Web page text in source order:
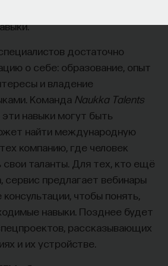
достаточно
о себе: образование, опыт
и владение
Команда Naukka Talents
навыки могут быть
найти международную
компанию, где человек
таланты.​ Для тех, кто ещё
сервис предлагает вебинары
чтобы понять,
навыки. Позднее будет
рассказывающих
и их устройстве.​